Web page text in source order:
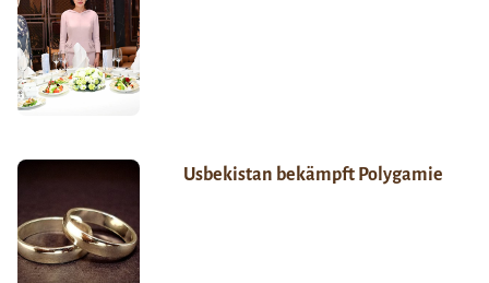
Usbekistan bekämpft Polygamie